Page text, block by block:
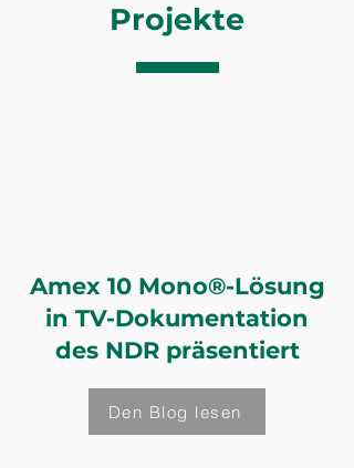
Projekte
Amex 10 Mono®-Lösung
in TV-Dokumentation
des NDR präsentiert
Den Blog lesen